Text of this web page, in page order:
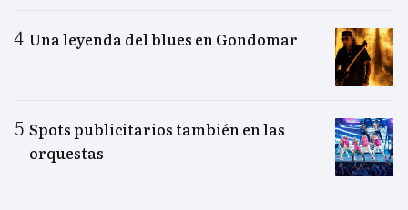
Una leyenda del blues en Gondomar
Spots publicitarios también en las
orquestas